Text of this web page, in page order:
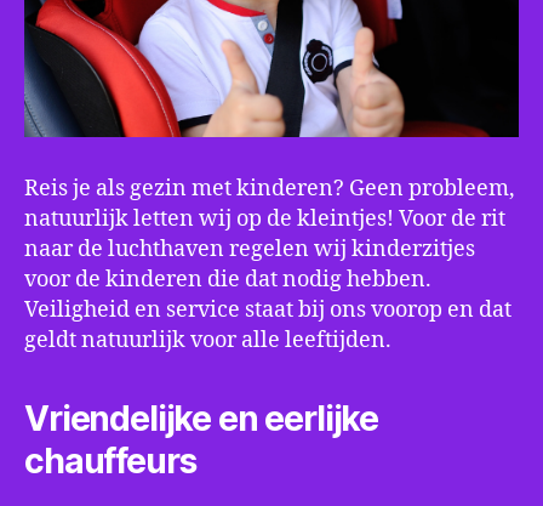
Reis je als gezin met kinderen? Geen probleem,
natuurlijk letten wij op de kleintjes! Voor de rit
naar de luchthaven regelen wij kinderzitjes
voor de kinderen die dat nodig hebben.
Veiligheid en service staat bij ons voorop en dat
geldt natuurlijk voor alle leeftijden.
Vriendelijke en eerlijke
chauffeurs